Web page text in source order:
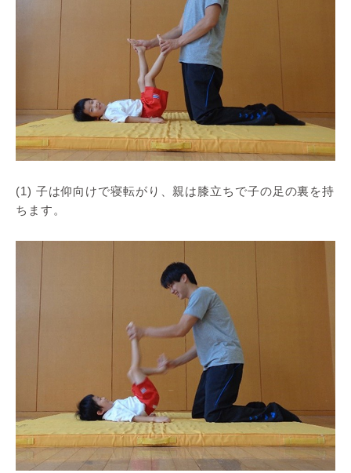
(1) 子は仰向けで寝転がり、親は膝立ちで子の足の裏を持
ちます。